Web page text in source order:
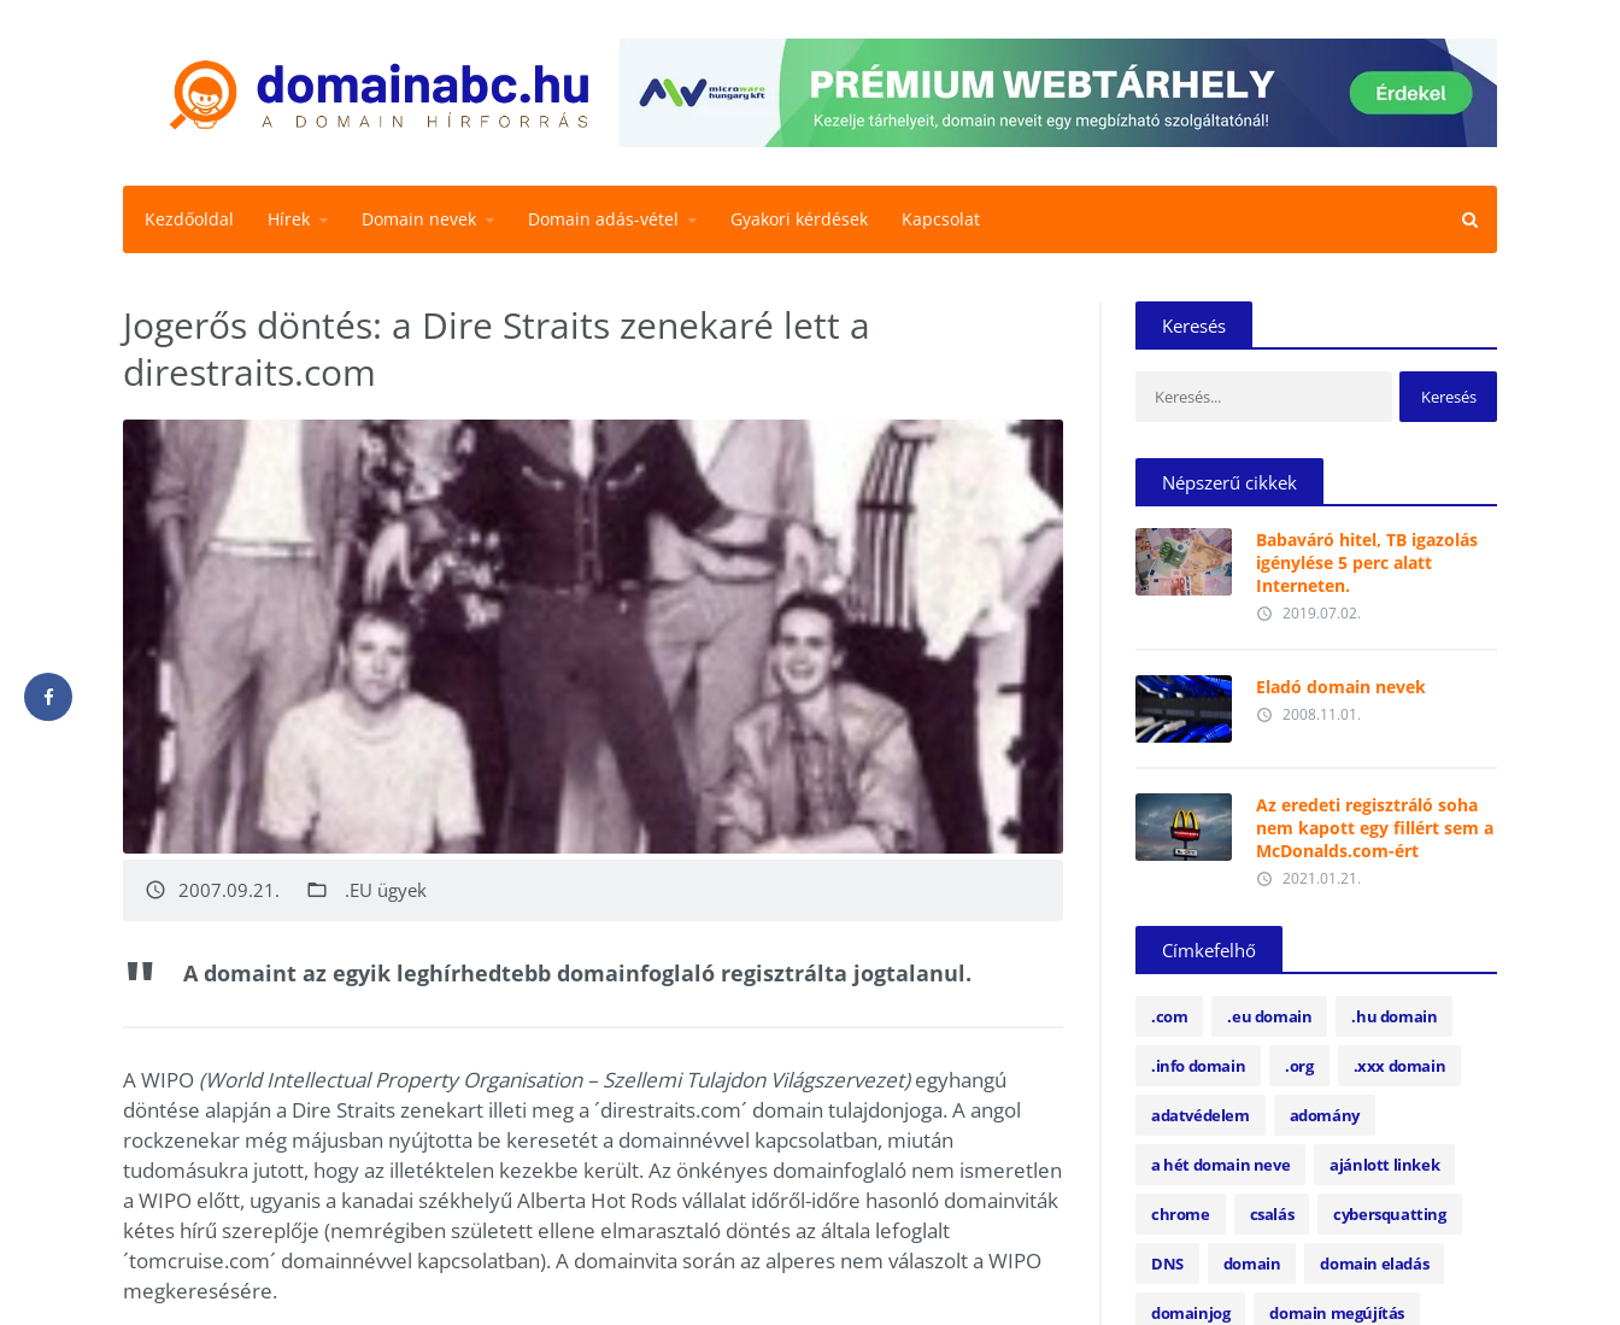
Kezdőoldal Hírek Domain nevek Domain adás-vétel Gyakori kérdések Kapcsolat
Jogerős döntés: a Dire Straits zenekaré lett a
direstraits.com
access_time 2007.09.21. folder_open .EU ügyek
A domaint az egyik leghírhedtebb domainfoglaló regisztrálta jogtalanul.
A WIPO (World Intellectual Property Organisation – Szellemi Tulajdon Világszervezet)egyhangú
döntése alapján a Dire Straits zenekart illeti meg a ´direstraits.com´ domain tulajdonjoga. A angol
rockzenekar még májusban nyújtotta be keresetét a domainnévvel kapcsolatban, miután
tudomásukra jutott, hogy az illetéktelen kezekbe került. Az önkényes domainfoglaló nem ismeretlen
a WIPO előtt, ugyanis a kanadai székhelyű Alberta Hot Rods vállalat időről-időre hasonló domainviták
kétes hírű szereplője (nemrégiben született ellene elmarasztaló döntés az általa lefoglalt
´tomcruise.com´ domainnévvel kapcsolatban). A domainvita során az alperes nem válaszolt a WIPO
megkeresésére.
Keresés
Népszerű cikkek
Babaváró hitel, TB igazolás
igénylése 5 perc alatt
Interneten.
access_time 2019.07.02.
Eladó domain nevek
access_time 2008.11.01.
Az eredeti regisztráló soha
nem kapott egy fillért sem a
McDonalds.com-ért
access_time 2021.01.21.
Címkefelhő
.com .eu domain .hu domain
.info domain .org .xxx domain
adatvédelem adomány
a hét domain neve ajánlott linkek
chrome csalás cybersquatting
DNS domain domain eladás
domainjog domain megújítás